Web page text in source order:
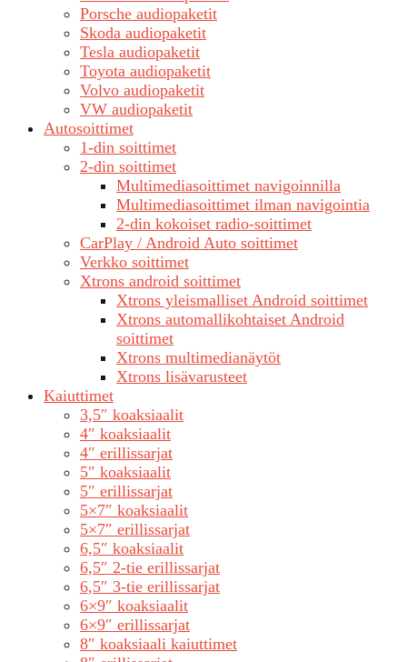
Porsche audiopaketit
Skoda audiopaketit
Tesla audiopaketit
Toyota audiopaketit
Volvo audiopaketit
VW audiopaketit
Autosoittimet
1-din soittimet
2-din soittimet
Multimediasoittimet navigoinnilla
Multimediasoittimet ilman navigointia
2-din kokoiset radio-soittimet
CarPlay / Android Auto soittimet
Verkko soittimet
Xtrons android soittimet
Xtrons yleismalliset Android soittimet
Xtrons automallikohtaiset Android
soittimet
Xtrons multimedianäytöt
Xtrons lisävarusteet
Kaiuttimet
3,5″ koaksiaalit
4″ koaksiaalit
4″ erillissarjat
5″ koaksiaalit
5″ erillissarjat
5×7″ koaksiaalit
5×7″ erillissarjat
6,5″ koaksiaalit
6,5″ 2-tie erillissarjat
6,5″ 3-tie erillissarjat
6×9″ koaksiaalit
6×9″ erillissarjat
8″ koaksiaali kaiuttimet